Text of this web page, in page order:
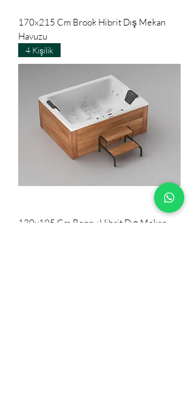
170x215 Cm Brook Hibrit Dış Mekan
Havuzu
4 Kişilik
130x195 Cm Bonny Hibrit Dış Mekan